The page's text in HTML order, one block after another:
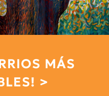
MÁS
>